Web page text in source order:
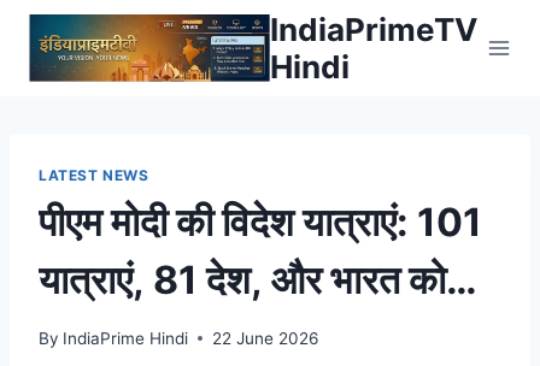
Skip
content
IndiaPrimeTV
Hindi
LATEST NEWS
पीएम मोदी की विदेश यात्राएं: 101
यात्राएं, 81 देश, और भारत को
व्यापार में क्या फायदा हुआ
By IndiaPrime Hindi 22 June 2026